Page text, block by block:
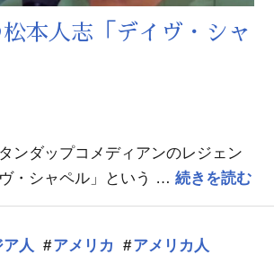
本人志「デイヴ・シャ
ンダップコメディアンのレジェン
ヴ・シャペル」という …続きを読むア
人 アメリカ
アメリカ人